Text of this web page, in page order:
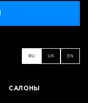
RU UK EN
САЛОНЫ